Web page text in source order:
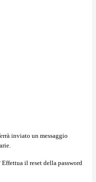
inviato un messaggio
il reset della password